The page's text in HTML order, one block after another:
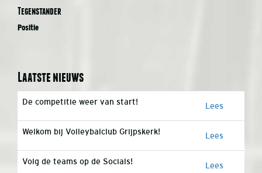
Tegenstander
Positie
Laatste nieuws
De competitie weer van start! Lees
Welkom bij Volleybalclub Grijpskerk! Lees
Volg de teams op de Socials! Lees